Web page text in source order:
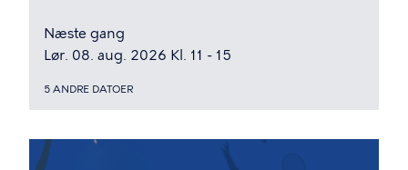
Næste gang
Lør. 08. aug. 2026 Kl. 11 - 15
5 ANDRE DATOER